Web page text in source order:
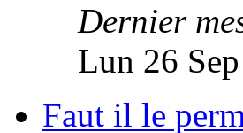
Dernier
Lun 26
Faut il le